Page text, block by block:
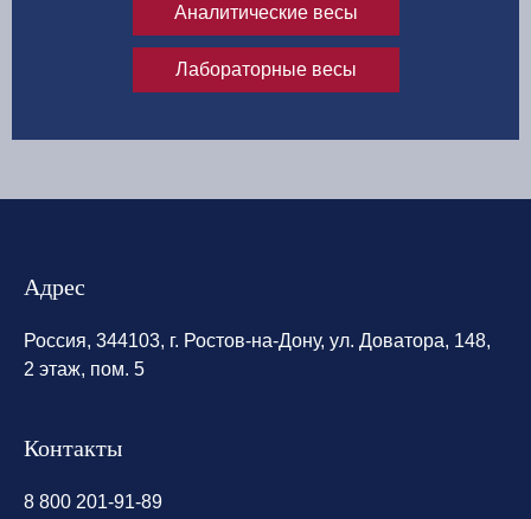
Аналитические весы
Лабораторные весы
Адрес
Россия, 344103, г. Ростов-на-Дону, ул. Доватора, 148,
2 этаж, пом. 5
Контакты
8 800 201-91-89